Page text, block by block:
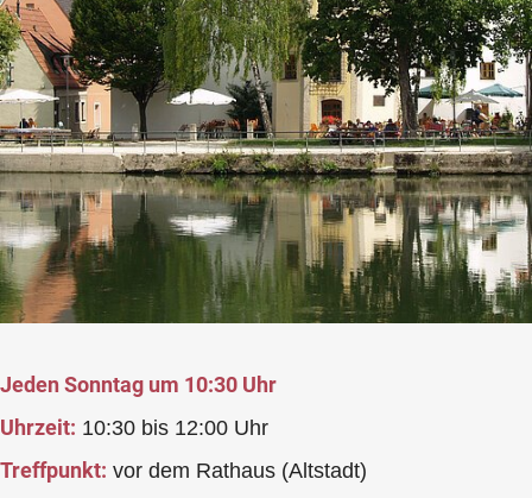
Jeden Sonntag um 10:30 Uhr
Uhrzeit: 10:30 bis 12:00 Uhr
Treffpunkt: vor dem Rathaus (Altstadt)